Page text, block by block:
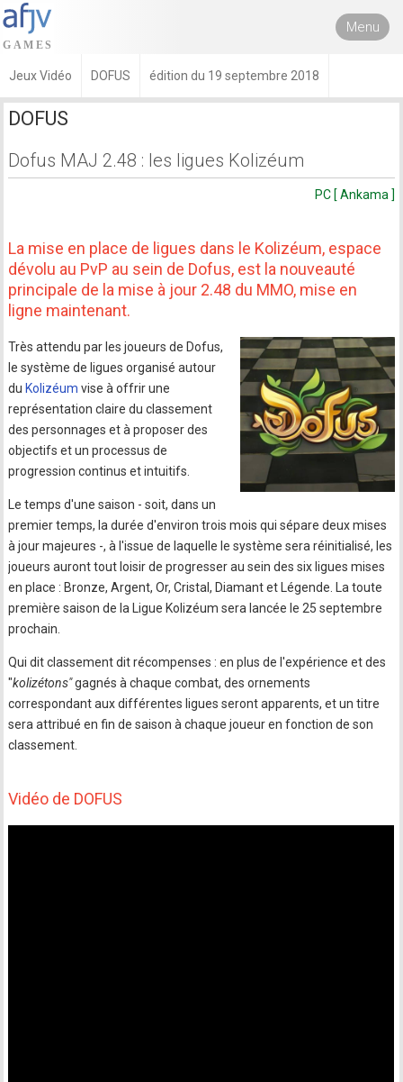
Menu
Jeux Vidéo DOFUS édition du 19 septembre 2018
DOFUS
Dofus MAJ 2.48 : les ligues Kolizéum
PC [ Ankama ]
La mise en place de ligues dans le Kolizéum, espace
dévolu au PvP au sein de Dofus, est la nouveauté
principale de la mise à jour 2.48 du MMO, mise en
ligne maintenant.
Très attendu par les joueurs de Dofus,
le système de ligues organisé autour
du Kolizéum vise à offrir une
représentation claire du classement
des personnages et à proposer des
objectifs et un processus de
progression continus et intuitifs.
Le temps d'une saison - soit, dans un
premier temps, la durée d'environ trois mois qui sépare deux mises
à jour majeures -, à l'issue de laquelle le système sera réinitialisé, les
joueurs auront tout loisir de progresser au sein des six ligues mises
en place : Bronze, Argent, Or, Cristal, Diamant et Légende. La toute
première saison de la Ligue Kolizéum sera lancée le 25 septembre
prochain.
Qui dit classement dit récompenses : en plus de l'expérience et des
"kolizétons"gagnés à chaque combat, des ornements
correspondant aux différentes ligues seront apparents, et un titre
sera attribué en fin de saison à chaque joueur en fonction de son
classement.
Vidéo de DOFUS